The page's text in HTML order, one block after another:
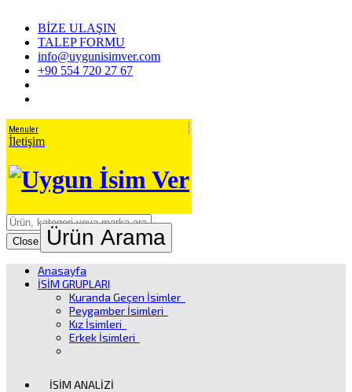
BİZE ULAŞIN
TALEP FORMU
info@uygunisimver.com
+90 554 720 27 67
Menuler
İletişim
Close Ürün Arama
Anasayfa
İSİM GRUPLARI
Kuranda Geçen İsimler
Peygamber İsimleri
Kız İsimleri
Erkek İsimleri
İSİM ANALİZİ